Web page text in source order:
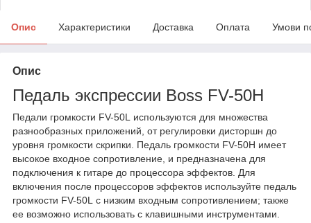
Опис Характеристики Доставка Оплата Умови
Опис
Педаль экспрессии Boss FV-50H
Педали громкости FV-50L
используются для множества
разнообразных приложений, от регулировки дисторшн до
уровня громкости скрипки. Педаль громкости FV-50H имеет
высокое входное сопротивление, и предназначена для
подключения к гитаре до процессора эффектов. Для
включения после процессоров эффектов используйте педаль
громкости FV-50L с низким входным сопротивлением; также
ее возможно использовать с клавишными инструментами.